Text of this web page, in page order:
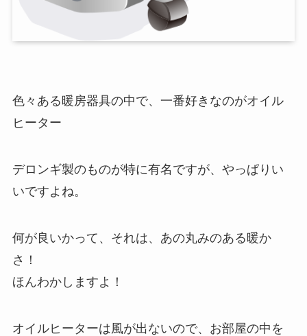
色々ある暖房器具の中で、一番好きなのがオイル
ヒーター
デロンギ製のものが特に有名ですが、やっぱりい
いですよね。
何が良いかって、それは、あの丸みのある暖か
さ！
ほんわかしますよ！
オイルヒーターは風が出ないので、お部屋の中を